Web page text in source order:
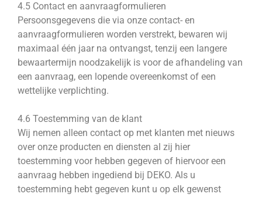
4.5 Contact en aanvraagformulieren
Persoonsgegevens die via onze contact- en
aanvraagformulieren worden verstrekt, bewaren wij
maximaal één jaar na ontvangst, tenzij een langere
bewaartermijn noodzakelijk is voor de afhandeling van
een aanvraag, een lopende overeenkomst of een
wettelijke verplichting.
4.6 Toestemming van de klant
Wij nemen alleen contact op met klanten met nieuws
over onze producten en diensten al zij hier
toestemming voor hebben gegeven of hiervoor een
aanvraag hebben ingediend bij DEKO. Als u
toestemming hebt gegeven kunt u op elk gewenst